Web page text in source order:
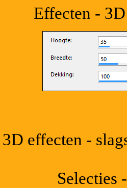
Effecten -
effecten -
Selecties